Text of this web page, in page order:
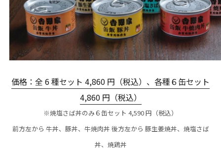
価格：全 6 種セット 4,860 円（税込）、各種６缶セット
4,860 円（税込）
※焼塩さば丼のみ６缶セット 4,590 円（税込）
前方左から 牛丼、豚丼、牛焼肉丼 後方左から 豚生姜焼丼、焼塩さば
丼、焼鶏丼